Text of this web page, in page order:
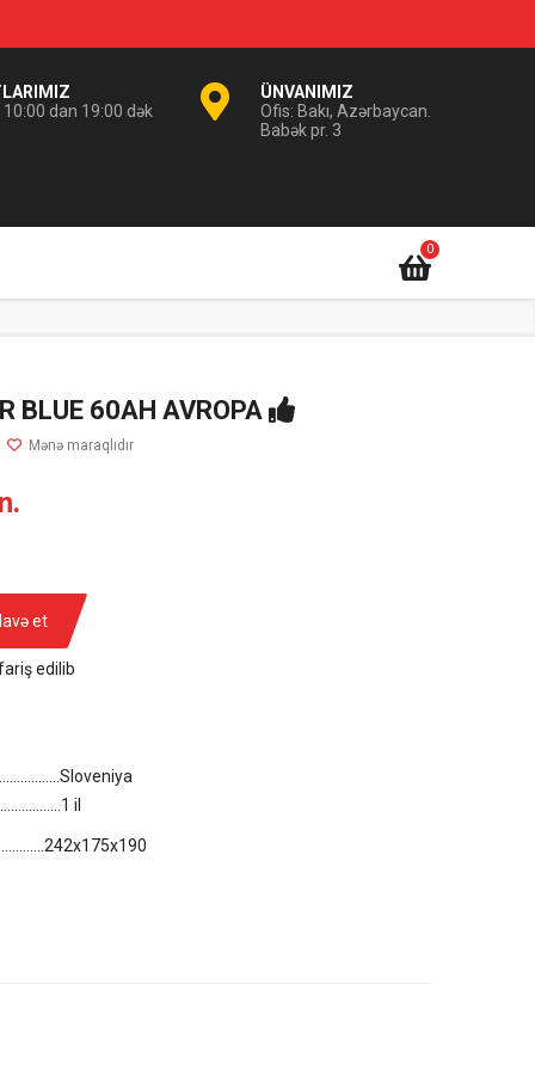
10:00 dan 19:00 dək
ÜNVANIMIZ
Ofis: Bakı, Azərbaycan.
Babək pr. 3
0
BLUE 60AH AVROPA
et
edilib
il